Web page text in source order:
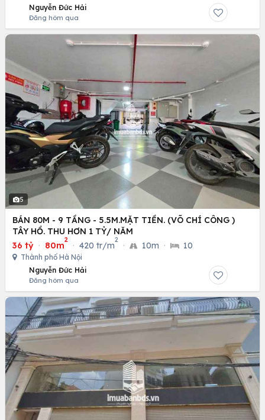
Nguyễn Đức Hải
Đăng hôm qua
5
BÁN 80M - 9 TẦNG - 5.5M.MẶT TIỀN. (VÕ CHÍ CÔNG )
TÂY HỒ. THU HƠN 1 TỶ/ NĂM
36 tỷ · 80m
2
· 420 tr/m
2
· 10m · 10
Thành phố Hà Nội
Nguyễn Đức Hải
Đăng hôm qua